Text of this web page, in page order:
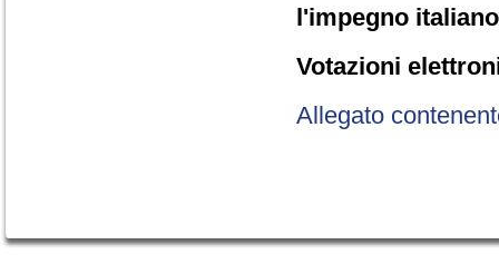
l'impegno
Votazioni
Allegato